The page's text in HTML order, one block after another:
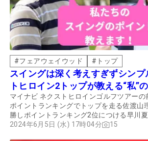
#フェアウェイウッド # トップ
スイングは深く考えすぎずシンプ
トヒロイン2トップが教える“私”
マイナビ ネクストヒロインゴルフツアー
ポイントランキングでトップを走る佐渡山
勝しポイントランキング2位につける早川
グのポイントを教えてくれた。
2024年6月5日 (水) 17時04分 15